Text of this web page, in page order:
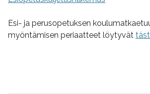
Esi- ja perusopetuksen
myöntämisen periaatteet löytyvät